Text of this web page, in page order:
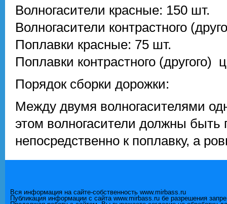
Волногасители красные: 150 шт.
Волногасители контрастного
Поплавки красные: 75 шт.
Поплавки контрастного (другого)
Порядок сборки дорожки:
Между двумя волногасителями
этом волногасители должны быть
непосредственно к поплавку, а
Вся информация на сайте-собственность www.mirbass.ru
Публикация информации с сайта www.mirbass.ru бе разрешения